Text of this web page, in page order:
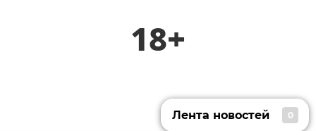
18+
Лента новостей 0